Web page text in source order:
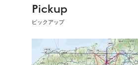
Pickup
ピックアップ